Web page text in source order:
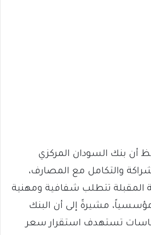
أن بنك السودان المركزي
والتكامل مع المصارف،
المقبلة تتطلب شفافية ومهنية
مشيرةً إلى أن البنك
تستهدف استقرار سعر